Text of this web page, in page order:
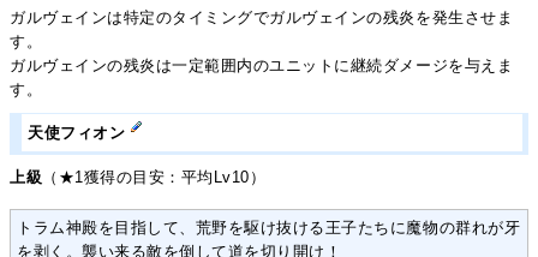
ガルヴェインは特定のタイミングでガルヴェインの残炎を発生させま
す。
ガルヴェインの残炎は一定範囲内のユニットに継続ダメージを与えま
す。
天使フィオン
上級 （★1獲得の目安：平均Lv10）
トラム神殿を目指して、荒野を駆け抜ける王子たちに魔物の群れが牙
を剥く。襲い来る敵を倒して道を切り開け！